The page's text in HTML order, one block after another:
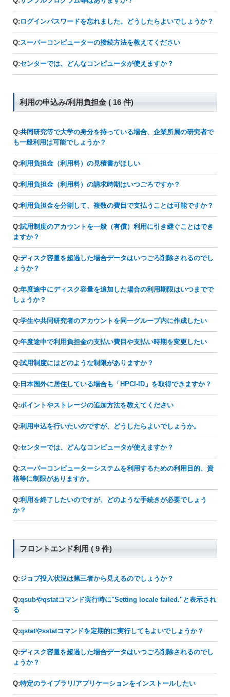
Q: ログインパスワードを忘れました。どうしたらよいでしょうか？
Q:スーパーコンピューターの接続方法を教えてください
Q:センターでは、どんなコンピュータが使えますか？
利用の申込み/利用負担金 ( 16 件)
Q:共同研究等で大学の身分を持っている場合、企業所属の研究者で
も一般利用は可能でしょうか？
Q:利用負担金（利用料）の見積書がほしい
Q:利用負担金（利用料）の請求時期はいつごろですか？
Q:利用負担金を分割して、複数の費目で支払うことは可能ですか？
Q:試用制度のアカウントを一般（有償）利用に引き継ぐことはでき
ますか？
Q:ディスク容量を超過した場合データはいつごろ削除されるのでし
ょうか？
Q:年度途中にディスク容量を追加した場合の利用期限はいつまでで
しょうか？
Q:学生や共同研究者のアカウントを同一グループ内に作成したい
Q:年度途中で利用負担金の支払い費目や支払い時期を変更したい
Q:試用制度にはどのような制限がありますか？
Q: 日本国外に居住している場合も「HPCI-ID」を取得できますか？
Q:ポイントやストレージの追加方法を教えてください
Q:利用申込を行いたいのですが、どうしたらよいでしょうか。
Q:センターでは、どんなコンピュータが使えますか？
Q:スーパーコンピューターシステムを利用するための利用目的、資
格等に制限がありますか。
Q:利用を終了したいのですが、どのような手続きが必要でしょう
か？
フロントエンド利用 ( 9 件)
Q:ジョブ投入状況は第三者から見えるのでしょうか？
Q:qsubやqstatコマンド実行時に"Setting locale failed."と表示され
る
Q:qstatやsstatコマンドを定期的に実行してもよいでしょうか？
Q:ディスク容量を超過した場合データはいつごろ削除されるのでし
ょうか？
Q:特定のライブラリ/アプリケーションをインストールしたい